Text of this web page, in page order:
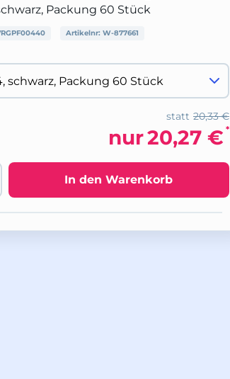
Packung 60 Stück
Artikelnr: W-877661
20,33 €
statt
nur20,27 € *
In den Warenkorb